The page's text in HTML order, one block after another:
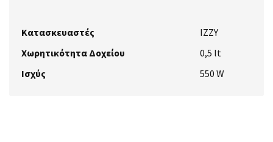
Κατασκευαστές
IZZY
Χωρητικότητα Δοχείου
0,5 lt
Ισχύς
550 W